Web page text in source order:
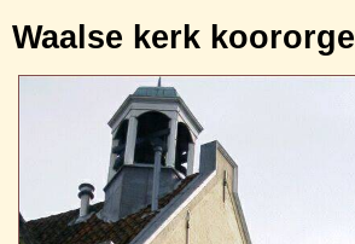
Waalse kerk koororgel